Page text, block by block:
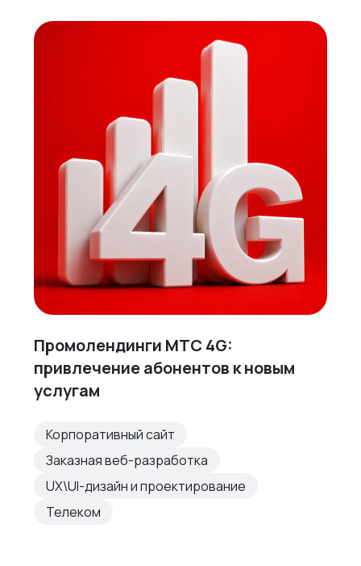
Промолендинги МТС 4G:
привлечение абонентов к новым
услугам
Корпоративный сайт
Заказная веб-разработка
UX\UI-дизайн и проектирование
Телеком